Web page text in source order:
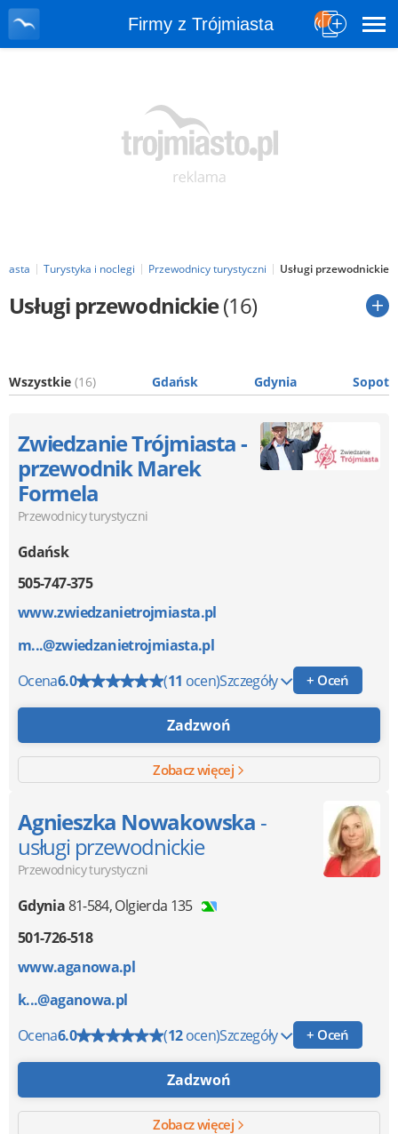
Firmy z Trójmiasta
Turystyka i noclegi Przewodnicy turystyczni Usługi przewodnickie
Usługi przewodnickie(16)
Wszystkie (16) Gdańsk Gdynia Sopot
Zwiedzanie Trójmiasta -
przewodnik Marek
Formela
Przewodnicy turystyczni
Gdańsk
505-747-375
www.zwiedzanietrojmiasta.pl
m...@zwiedzanietrojmiasta.pl
Ocena6.0 (11 ocen)Szczegóły + Oceń
Zadzwoń
Zobacz więcej
Agnieszka Nowakowska -
usługi przewodnickie
Przewodnicy turystyczni
Gdynia81-584,Olgierda 135
501-726-518
www.aganowa.pl
k...@aganowa.pl
Ocena6.0 (12ocen)Szczegóły + Oceń
Zadzwoń
Zobacz więcej